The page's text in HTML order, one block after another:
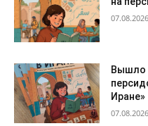
07.08.2026
Вышло
Иране»
07.08.2026